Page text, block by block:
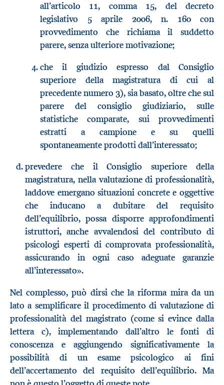
all’articolo 11, comma 15, del decreto
legislativo 5 aprile 2006, n. 160 con
provvedimento che richiama il suddetto
parere, senza ulteriore motivazione;
che il giudizio espresso dal Consiglio
superiore della magistratura di cui al
precedente numero 3), sia basato, oltre che sul
parere del consiglio giudiziario, sulle
statistiche comparate, sui provvedimenti
estratti a campione e su quelli
spontaneamente prodotti dall’interessato;
prevedere che il Consiglio superiore della
magistratura, nella valutazione di professionalità,
laddove emergano situazioni concrete e oggettive
che inducano a dubitare del requisito
dell’equilibrio, possa disporre approfondimenti
istruttori, anche avvalendosi del contributo di
psicologi esperti di comprovata professionalità,
assicurando in ogni caso adeguate garanzie
all’interessato».
Nel complesso, può dirsi che la riforma mira da un
lato a semplificare il procedimento di valutazione di
professionalità del magistrato (come si evince dalla
lettera c), implementando dall’altro le fonti di
conoscenza e aggiungendo significativamente la
possibilità di un esame psicologico ai fini
dell’accertamento del requisito dell’equilibrio. Ma